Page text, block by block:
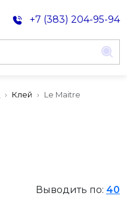
+7 (383) 204-95-94
Клей Le Maitre
Выводить по: 40